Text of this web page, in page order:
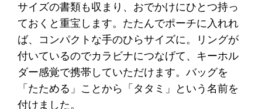
サイズの書類も収まり、おでかけにひとつ持っ
ておくと重宝します。たたんでポーチに入れれ
ば、コンパクトな手のひらサイズに。リングが
付いているのでカラビナにつなげて、キーホル
ダー感覚で携帯していただけます。バッグを
「たためる」ことから「タタミ」という名前を
付けました。